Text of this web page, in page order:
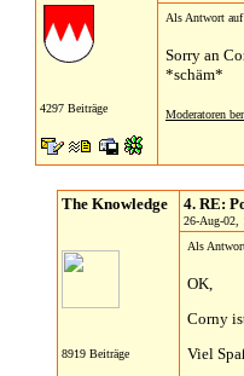
4297 Beiträge
Als Antwort auf
Sorry an
*schäm*
Moderatoren
The Knowledge
8919 Beiträge
4. RE:
26-Aug-02,
Als
OK,
Corny
Viel